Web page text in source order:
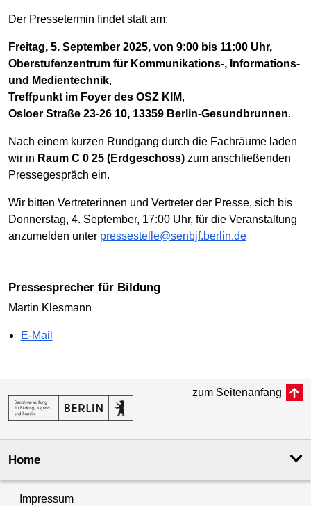
Der Pressetermin findet statt am:
Freitag, 5. September 2025, von 9:00 bis 11:00 Uhr,
Oberstufenzentrum für Kommunikations-, Informations-
und Medientechnik,
Treffpunkt im Foyer des OSZ KIM,
Osloer Straße 23-26 10, 13359 Berlin-Gesundbrunnen.
Nach einem kurzen Rundgang durch die Fachräume laden
wir in Raum C 0 25 (Erdgeschoss) zum anschließenden
Pressegespräch ein.
Wir bitten Vertreterinnen und Vertreter der Presse, sich bis
Donnerstag, 4. September, 17:00 Uhr, für die Veranstaltung
anzumelden unter pressestelle@senbjf.berlin.de
Pressesprecher für Bildung
Martin Klesmann
E-Mail
zum Seitenanfang
Home
Impressum